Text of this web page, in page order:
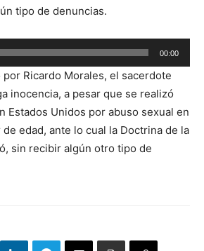
tipo de denuncias.
00:00
Ricardo Morales, el sacerdote
inocencia, a pesar que se realizó
Estados Unidos por abuso sexual en
edad, ante lo cual la Doctrina de la
sin recibir algún otro tipo de